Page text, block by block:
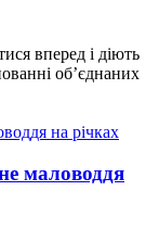
вперед і діють
об’єднаних
маловоддя